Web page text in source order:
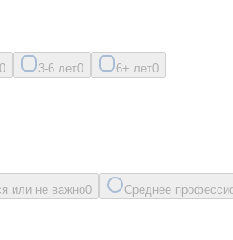
0 3-6 лет0 6+ лет0
или не важно0 Среднее